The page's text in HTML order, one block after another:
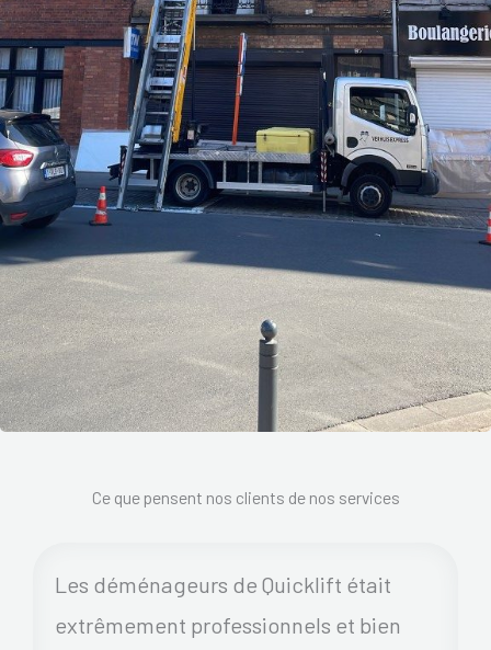
Ce que pensent nos clients de nos services
Les déménageurs de Quicklift était
extrêmement professionnels et bien